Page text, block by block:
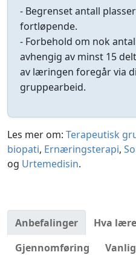
- Begrenset antall
fortløpende.
- Forbehold om nok
avhengig av minst 15
av læringen foregår via
gruppearbeid.
Les mer om: Terapeutisk
biopati, Ernæringsterapi,
og Urtemedisin.
Anbefalinger Hva
Gjennomføring